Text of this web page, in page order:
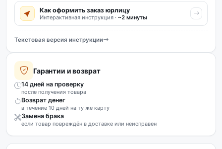
Как оформить заказ юрлицу
Интерактивная инструкция · ~2 минуты
Текстовая версия инструкции
Гарантии и возврат
14 дней на проверку
после получения товара
Возврат денег
в течение 10 дней на ту же карту
Замена брака
если товар повреждён в доставке или неисправен